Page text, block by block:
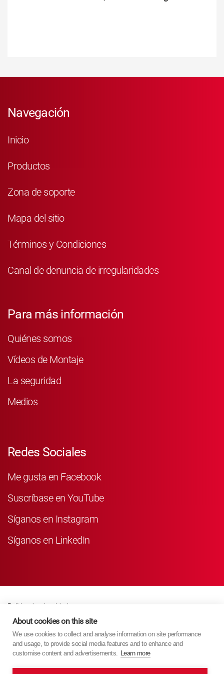
Navegación
Inicio
Productos
Zona de soporte
Mapa del sitio
Términos y Condiciones
Canal de denuncia de irregularidades
Para más información
Quiénes somos
Vídeos de Montaje
La seguridad
Medios
Redes Sociales
Me gusta en Facebook
Suscríbase en YouTube
Síganos en Instagram
Síganos en LinkedIn
Política de privacidad
Business Partner Privacy
Política De Cookies
Modern Slavery Act Policy
About cookies on this site
We use cookies to collect and analyse information on site performance
and usage, to provide social media features and to enhance and
customise content and advertisements. Learn more